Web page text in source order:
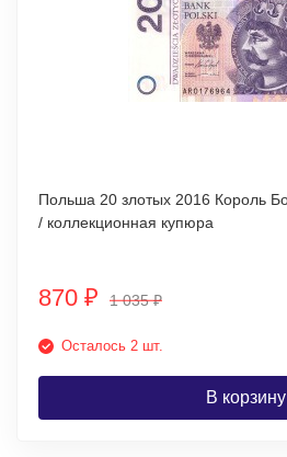
Польша 20 злотых 2016 Король Болеслав Храбрый UNC
/ коллекционная купюра
870 ₽ 1 035₽
Осталось 2 шт.
В корзину